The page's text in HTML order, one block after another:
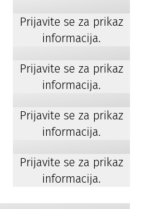
Prijavite se za prikaz
informacija.
Prijavite se za prikaz
informacija.
Prijavite se za prikaz
informacija.
Prijavite se za prikaz
informacija.